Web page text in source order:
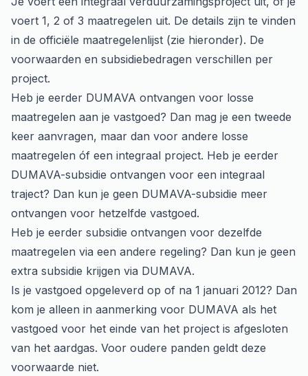
voert 1, 2 of 3 maatregelen uit. De details zijn te vinden
in de officiële maatregelenlijst (zie hieronder). De
voorwaarden en subsidiebedragen verschillen per
project.
Heb je eerder DUMAVA ontvangen voor losse
maatregelen aan je vastgoed? Dan mag je een tweede
keer aanvragen, maar dan voor andere losse
maatregelen óf een integraal project. Heb je eerder
DUMAVA-subsidie ontvangen voor een integraal
traject? Dan kun je geen DUMAVA-subsidie meer
ontvangen voor hetzelfde vastgoed.
Heb je eerder subsidie ontvangen voor dezelfde
maatregelen via een andere regeling? Dan kun je geen
extra subsidie krijgen via DUMAVA.
Is je vastgoed opgeleverd op of na 1 januari 2012? Dan
kom je alleen in aanmerking voor DUMAVA als het
vastgoed voor het einde van het project is afgesloten
van het aardgas. Voor oudere panden geldt deze
voorwaarde niet.